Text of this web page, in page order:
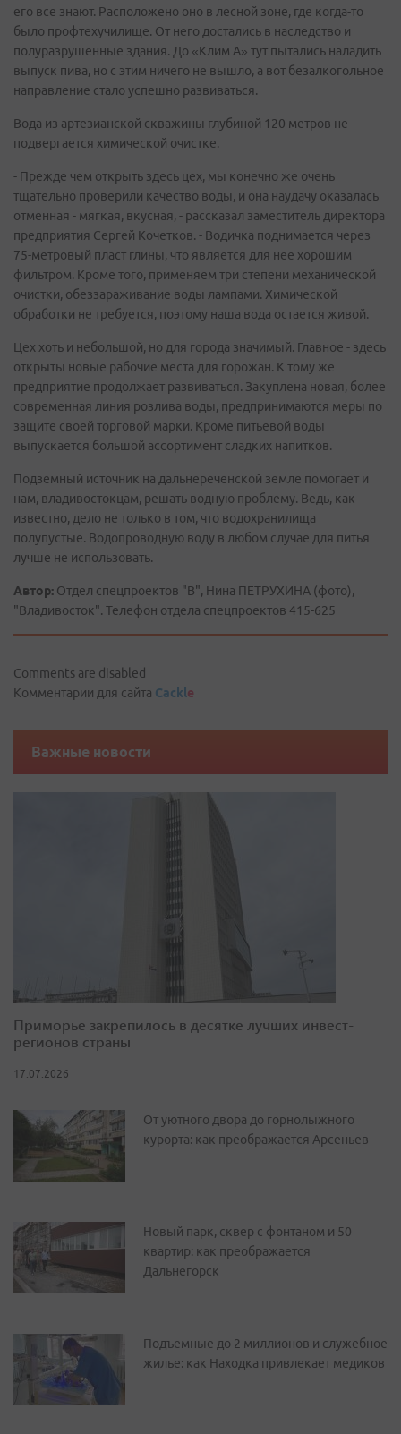
его все знают. Расположено оно в лесной зоне, где когда-то
было профтехучилище. От него достались в наследство и
полуразрушенные здания. До «Клим А» тут пытались наладить
выпуск пива, но с этим ничего не вышло, а вот безалкогольное
направление стало успешно развиваться.
Вода из артезианской скважины глубиной 120 метров не
подвергается химической очистке.
- Прежде чем открыть здесь цех, мы конечно же очень
тщательно проверили качество воды, и она наудачу оказалась
отменная - мягкая, вкусная, - рассказал заместитель директора
предприятия Сергей Кочетков. - Водичка поднимается через
75-метровый пласт глины, что является для нее хорошим
фильтром. Кроме того, применяем три степени механической
очистки, обеззараживание воды лампами. Химической
обработки не требуется, поэтому наша вода остается живой.
Цех хоть и небольшой, но для города значимый. Главное - здесь
открыты новые рабочие места для горожан. К тому же
предприятие продолжает развиваться. Закуплена новая, более
современная линия розлива воды, предпринимаются меры по
защите своей торговой марки. Кроме питьевой воды
выпускается большой ассортимент сладких напитков.
Подземный источник на дальнереченской земле помогает и
нам, владивостокцам, решать водную проблему. Ведь, как
известно, дело не только в том, что водохранилища
полупустые. Водопроводную воду в любом случае для питья
лучше не использовать.
Автор: Отдел спецпроектов "В", Нина ПЕТРУХИНА (фото),
"Владивосток". Телефон отдела спецпроектов 415-625
Comments are disabled
Комментарии для сайта Cackle
Важные новости
Приморье закрепилось в десятке лучших инвест-
регионов страны
17.07.2026
От уютного двора до горнолыжного
курорта: как преображается Арсеньев
Новый парк, сквер с фонтаном и 50
квартир: как преображается
Дальнегорск
Подъемные до 2 миллионов и служебное
жилье: как Находка привлекает медиков